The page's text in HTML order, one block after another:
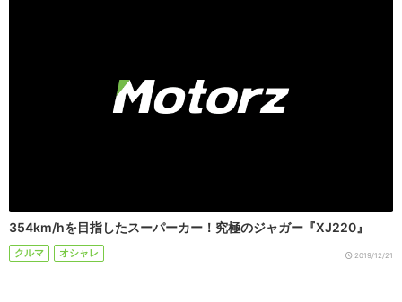
354km/hを目指したスーパーカー！究極のジャガー『XJ220』
クルマ オシャレ 2019/12/21